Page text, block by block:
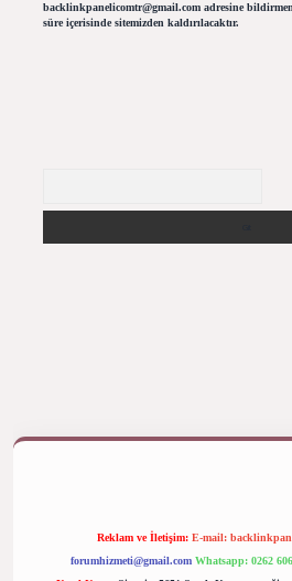
backlinkpanelicomtr@gmail.comadresine
süre içerisinde sitemizden kaldırılacaktır.
Reklam ve İletişim: E-mail:
forumhizmeti@gmail.com Whatsapp: 0262